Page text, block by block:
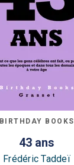
BIRTHDAY BOOKS
43 ans
Frédéric Taddeï